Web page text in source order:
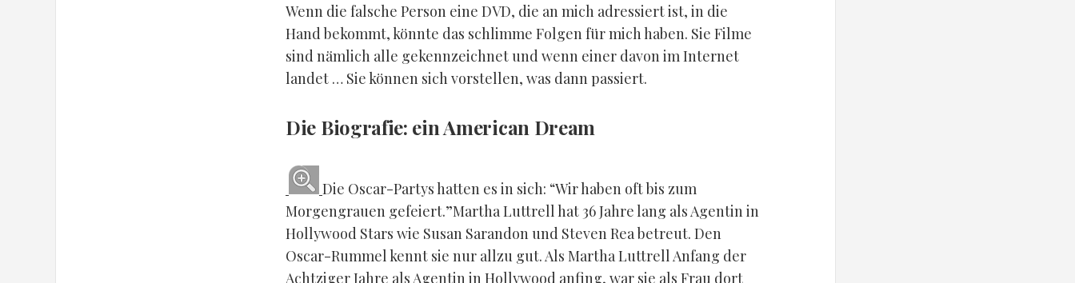
Wenn die falsche Person eine DVD, die an mich adressiert ist, in die
Hand bekommt, könnte das schlimme Folgen für mich haben. Sie Filme
sind nämlich alle gekennzeichnet und wenn einer davon im Internet
landet … Sie können sich vorstellen, was dann passiert.
Die Biografie: ein American Dream
Die Oscar-Partys hatten es in sich: “Wir haben oft bis zum
Morgengrauen gefeiert.”Martha Luttrell hat 36 Jahre lang als Agentin in
Hollywood Stars wie Susan Sarandon und Steven Rea betreut. Den
Oscar-Rummel kennt sie nur allzu gut. Als Martha Luttrell Anfang der
Achtziger Jahre als Agentin in Hollywood anfing, war sie als Frau dort